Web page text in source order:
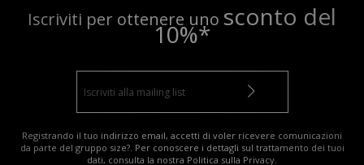
Iscriviti per ottenere uno sconto del
10%*
Registrando il tuo indirizzo email, accetti di voler ricevere comunicazioni
da parte del gruppo size?. Per conoscere i dettagli sul trattamento dei tuoi
dati, consulta la nostra Politica sulla Privacy.